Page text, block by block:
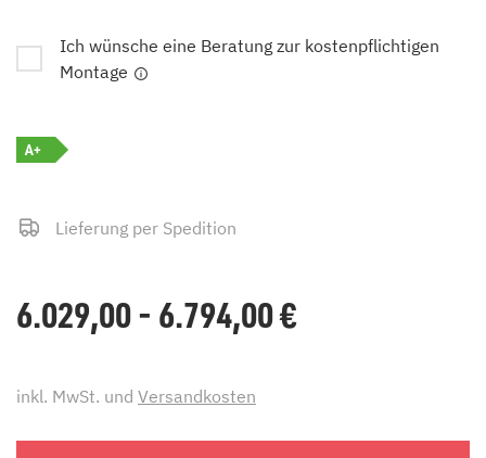
Ich wünsche eine Beratung zur kostenpflichtigen
Montage
A+
Lieferung per Spedition
6.029,00 - 6.794,00€
inkl. MwSt. und Versandkosten